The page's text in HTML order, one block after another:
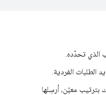
الذي تحدّده.
الطلبات الفردية.
بترتيب معيّن، أرسِلها